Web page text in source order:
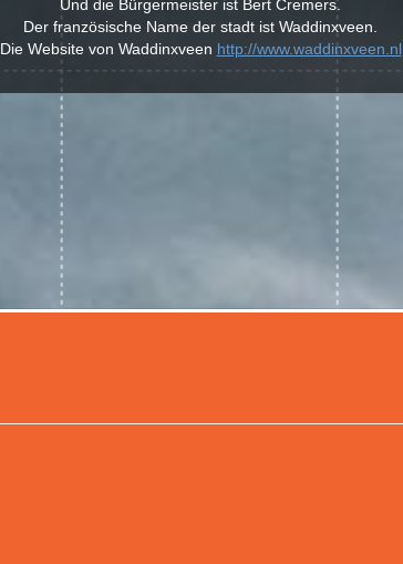
Und die Bürgermeister ist Bert Cremers.
Der französische Name der stadt ist Waddinxveen.
Die Website von Waddinxveen http://www.waddinxveen.nl